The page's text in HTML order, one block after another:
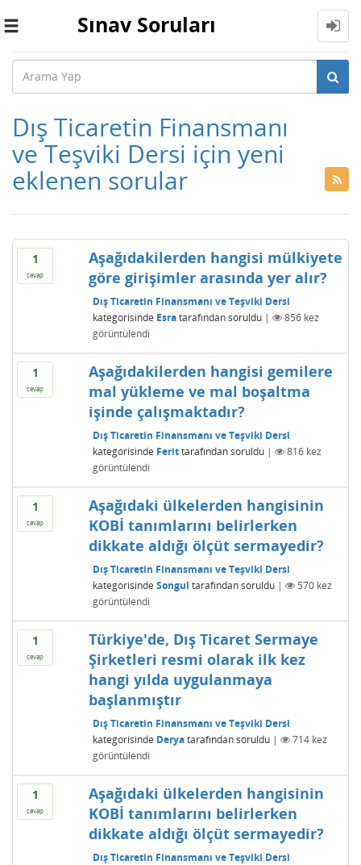
Toggle
Sınav Soruları
Dış Ticaretin Finansmanı
ve Teşviki Dersi için yeni
eklenen sorular
1
cevap
Aşağıdakilerden hangisi mülkiyete
göre girişimler arasında yer alır?
Dış Ticaretin Finansmanı ve Teşviki Dersi
kategorisinde Esra tarafından soruldu | 856kez
görüntülendi
1
cevap
Aşağıdakilerden hangisi gemilere
mal yükleme ve mal boşaltma
işinde çalışmaktadır?
Dış Ticaretin Finansmanı ve Teşviki Dersi
kategorisinde Ferit tarafından soruldu | 816kez
görüntülendi
1
cevap
Aşağıdaki ülkelerden hangisinin
KOBİ tanımlarını belirlerken
dikkate aldığı ölçüt sermayedir?
Dış Ticaretin Finansmanı ve Teşviki Dersi
kategorisinde Songul tarafından soruldu | 570kez
görüntülendi
1
cevap
Türkiye'de, Dış Ticaret Sermaye
Şirketleri resmi olarak ilk kez
hangi yılda uygulanmaya
başlanmıştır
Dış Ticaretin Finansmanı ve Teşviki Dersi
kategorisinde Derya tarafından soruldu | 714kez
görüntülendi
1
cevap
Aşağıdaki ülkelerden hangisinin
KOBİ tanımlarını belirlerken
dikkate aldığı ölçüt sermayedir?
Dış Ticaretin Finansmanı ve Teşviki Dersi